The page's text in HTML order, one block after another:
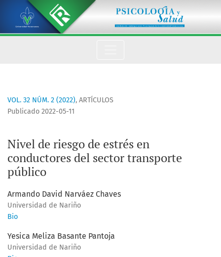
Nivel de riesgo de estrés en conductores del sector
VOL. 32 NÚM. 2 (2022), ARTÍCULOS
Nivel de riesgo de estrés en
conductores del sector transporte
público
Publicado 2022-05-11
Armando David Narváez Chaves
Universidad de Nariño
Bio
Yesica Meliza Basante Pantoja
Universidad de Nariño